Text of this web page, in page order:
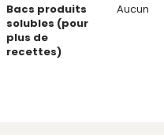
Bacs produits
solubles (pour
plus de
recettes)
Aucun